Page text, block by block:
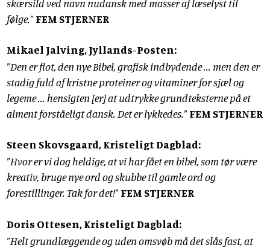
skærsild ved navn nudansk med masser af læselyst til
følge."FEM STJERNER
Mikael Jalving, Jyllands-Posten:
"Den er flot, den nye Bibel, grafisk indbydende ... men den er
stadig fuld af kristne proteiner og vitaminer for sjæl og
legeme ... hensigten [er] at udtrykke grundteksterne på et
alment forståeligt dansk. Det er lykkedes."FEM STJERNER
Steen Skovsgaard, Kristeligt Dagblad:
"Hvor er vi dog heldige, at vi har fået en bibel, som tør være
kreativ, bruge nye ord og skubbe til gamle ord og
forestillinger. Tak for det!"FEM STJERNER
Doris Ottesen, Kristeligt Dagblad:
"Helt grundlæggende og uden omsvøb må det slås fast, at